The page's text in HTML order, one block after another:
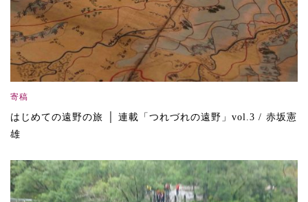
寄稿
はじめての遠野の旅 │ 連載「つれづれの遠野」vol.3 / 赤坂憲
雄